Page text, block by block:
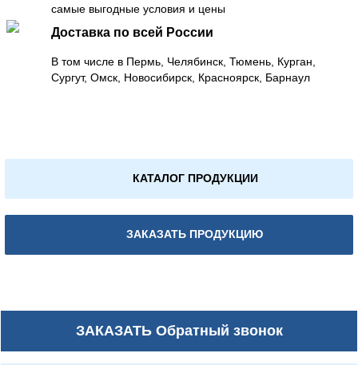
самые выгодные условия и цены
Доставка по всей России
В том числе в Пермь, Челябинск, Тюмень, Курган,
Сургут, Омск, Новосибирск, Красноярск, Барнаул
КАТАЛОГ ПРОДУКЦИИ
ЗАКАЗАТЬ ПРОДУКЦИЮ
ЗАКАЗАТЬОбратный звонок